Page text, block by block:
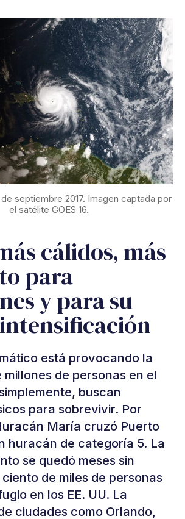
septiembre 2017. Imagen captada por
el satélite GOES 16.
cálidos, más
para
y para su
está provocando la
millones de personas en el
buscan
para sobrevivir. Por
María cruzó Puerto
huracán de categoría 5. La
se quedó meses sin
de miles de personas
en los EE. UU. La
ciudades como Orlando,